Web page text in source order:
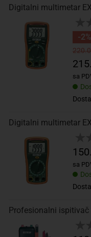
Digitalni multimetar
-2%
sa
Digitalni multimetar
sa
Profesionalni ispitivač